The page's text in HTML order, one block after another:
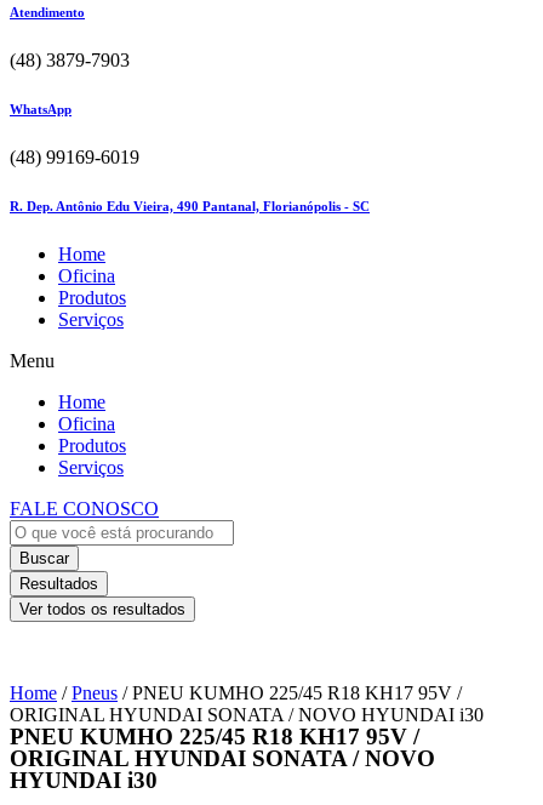
Atendimento
(48) 3879-7903
WhatsApp
(48) 99169-6019
R. Dep. Antônio Edu Vieira, 490 Pantanal, Florianópolis - SC
Home
Oficina
Produtos
Serviços
Menu
Home
Oficina
Produtos
Serviços
FALE CONOSCO
Buscar
Resultados
Ver todos os resultados
Home /Pneus / PNEU KUMHO 225/45 R18 KH17 95V /
ORIGINAL HYUNDAI SONATA / NOVO HYUNDAI i30
PNEU KUMHO 225/45 R18 KH17 95V /
ORIGINAL HYUNDAI SONATA / NOVO
HYUNDAI i30